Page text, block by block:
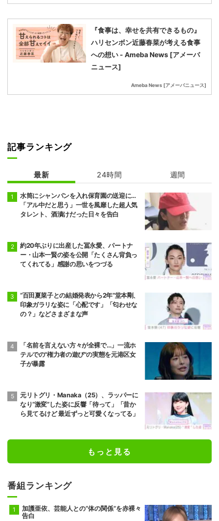
『食事は、幸せを共有できるもの』
ハリセンボン近藤春菜が考える食事
への想い - Ameba News [アメーバ
ニュース]
Ameba News [アメーバニュース]
記事ランキング
最新 24時間 週間
水筒にシャンパンを入れ保育園の送迎に…
「アル中だと思う」一世を風靡した超人気
タレント、酒漬けだった日々を告白
約20年ぶりに出産した冨永愛、パートナ
ー・山本一賢の姿を公開「たくさん背負っ
てくれてる」感謝の思いをつづる
“百田夏菜子との結婚発表から2年”堂本剛、
印象ガラリな姿に「心配です」「匂わせな
の？」などさまざまな声
「名前を言えない方々が全裸で…」一流ホ
テルでの"権力者の遊び"の実態を元港区女
子が暴露
元リトグリ・Manaka（25）、ラッパーに
なり“激変”した姿に反響「待って」「昔か
ら見てるけど 最近ずっと可愛くなってる」
もっと見る
番組ランキング
加護亜依、芸能人との“体の関係”を赤裸々
告白